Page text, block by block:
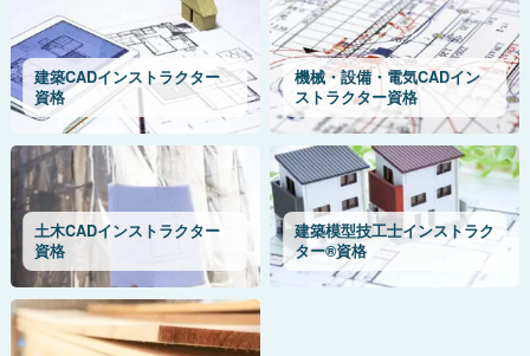
建築CADインストラクター
資格
機械・設備・電気CADイン
ストラクター資格
土木CADインストラクター
資格
建築模型技工士インストラク
ター®資格